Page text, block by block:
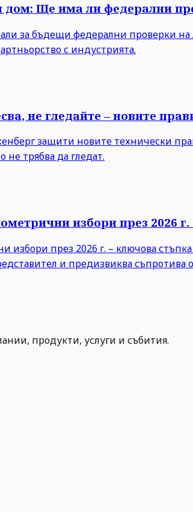
дом: Ще има ли федерални
за бъдещи федерални проверки
с индустрията.
не гледайте – новите
защити новите технически
не трябва да гледат.
избори през 2026
избори през 2026 г. – ключова
и предизвиква съпротива
продукти, услуги и събития.